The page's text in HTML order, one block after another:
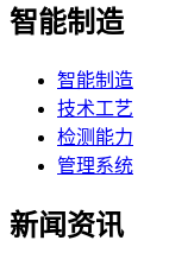
智能制造
智能制造
技术工艺
检测能力
管理系统
新闻资讯